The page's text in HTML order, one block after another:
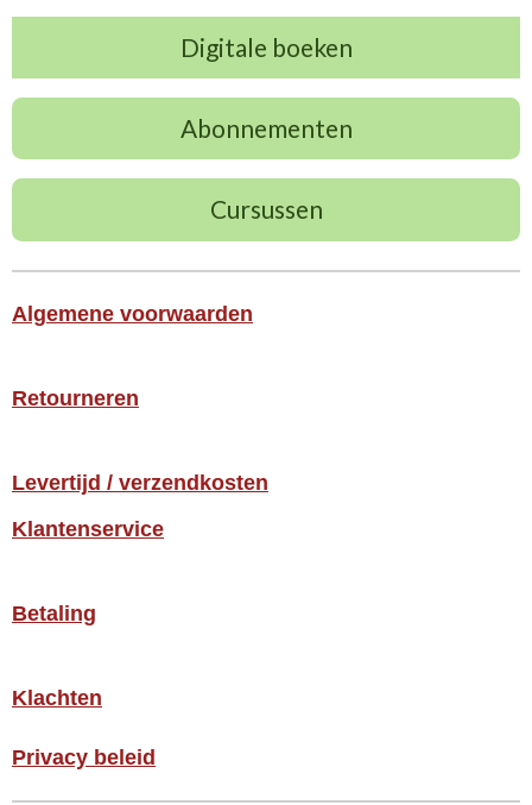
Digitale boeken
Abonnementen
Cursussen
Algemene voorwaarden
Retourneren
Levertijd / verzendkosten
Klantenservice
Betaling
Klachten
Privacy beleid